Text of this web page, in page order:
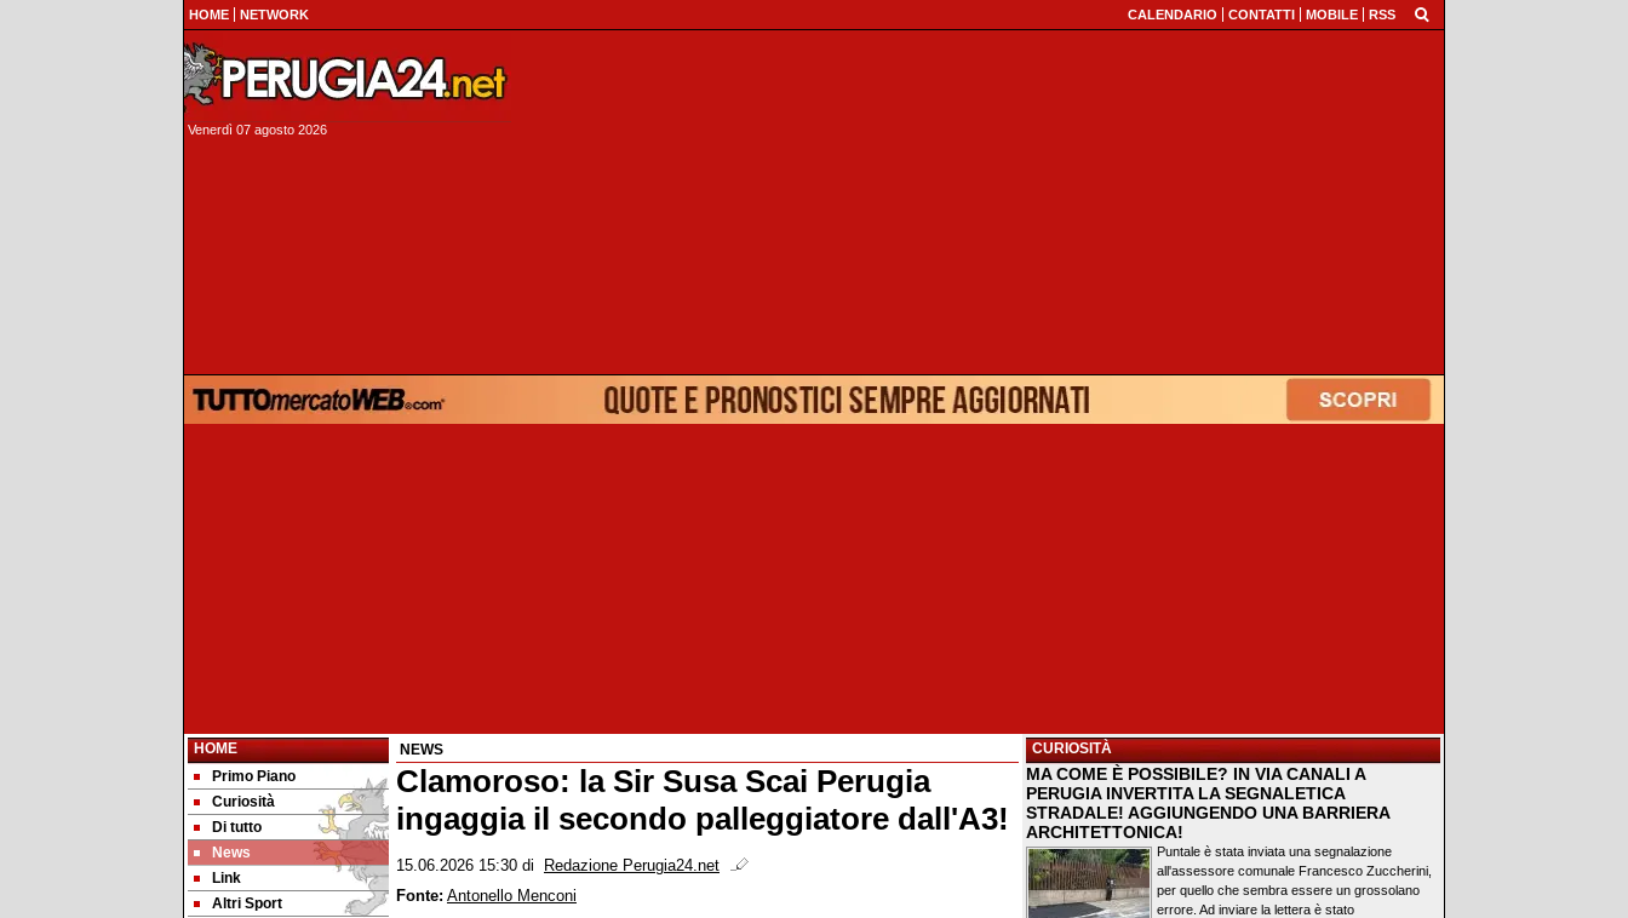
HOME NETWORK CALENDARIO CONTATTI MOBILE RSS
Venerdì 07 agosto 2026
HOME
Primo Piano
Curiosità
Di tutto
News
Link
Altri Sport
NEWS
Clamoroso: la Sir Susa Scai Perugia
ingaggia il secondo palleggiatore dall'A3!
15.06.2026 15:30 di
Redazione Perugia24.net
Fonte: Antonello Menconi
CURIOSITÀ
MA COME È POSSIBILE? IN VIA CANALI A
PERUGIA INVERTITA LA SEGNALETICA
STRADALE! AGGIUNGENDO UNA BARRIERA
ARCHITETTONICA!
Puntale è stata inviata una segnalazione
all'assessore comunale Francesco Zuccherini,
per quello che sembra essere un grossolano
errore. Ad inviare la lettera è stato